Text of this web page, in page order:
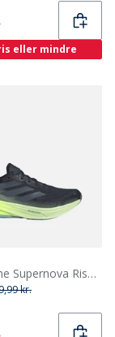
eller mindre
adidas Dame Supernova Rise 2 Neutrale Løbesko Aurora Ink/Preloved Ink/Semi Green Spark
kr.